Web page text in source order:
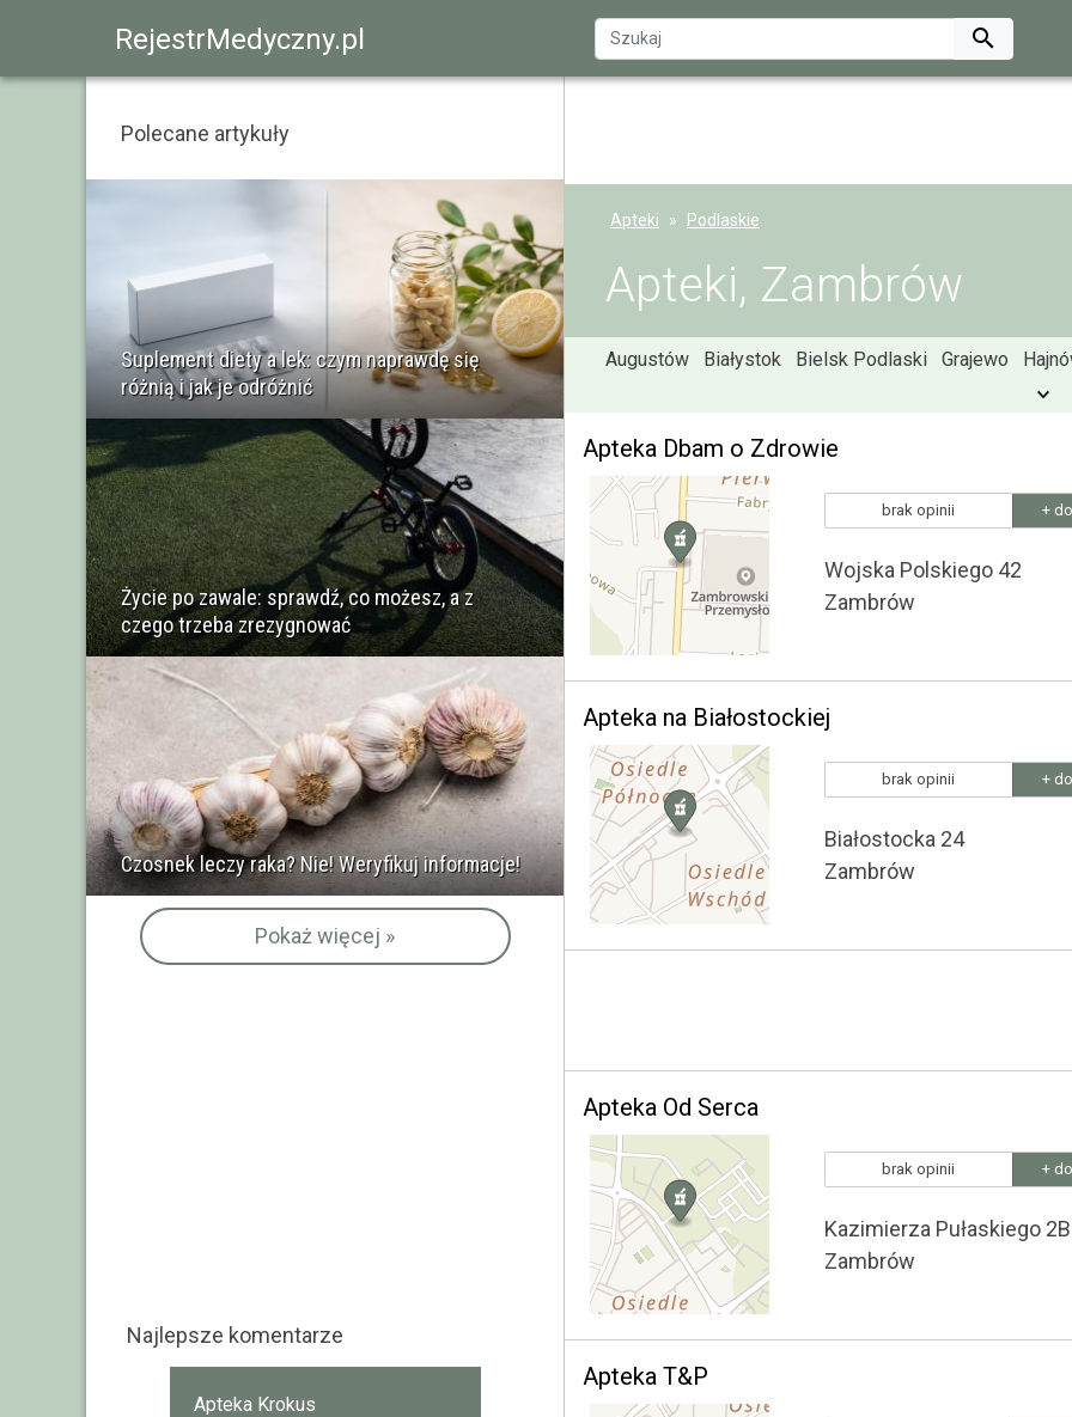
RejestrMedyczny.pl 
Apteki Podlaskie
Apteki, Zambrów
Augustów Białystok Bielsk Podlaski Grajewo
Apteka Dbam o Zdrowie
brak opinii +
Wojska Polskiego 42
Zambrów
Apteka na Białostockiej
brak opinii +
Białostocka 24
Zambrów
Apteka Od Serca
brak opinii +
Kazimierza Pułaskiego 2B
Zambrów
Apteka T&P
Polecane artykuły
Suplement diety a lek: czym naprawdę się
różnią i jak je odróżnić
Życie po zawale: sprawdź, co możesz, a z
czego trzeba zrezygnować
Czosnek leczy raka? Nie! Weryfikuj informacje!
Pokaż więcej »
Najlepsze komentarze
Apteka Krokus